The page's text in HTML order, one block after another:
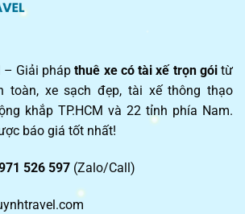
– Giải phápthuê xe có tài xế trọn góitừ
toàn, xe sạch đẹp, tài xế thông thạo
khắp TP.HCM và 22 tỉnh phía Nam.
báo giá tốt nhất!
526 597(Zalo/Call)